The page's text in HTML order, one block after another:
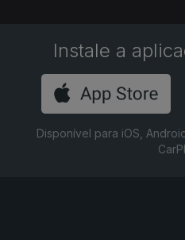
Instale a
Disponível para iOS,